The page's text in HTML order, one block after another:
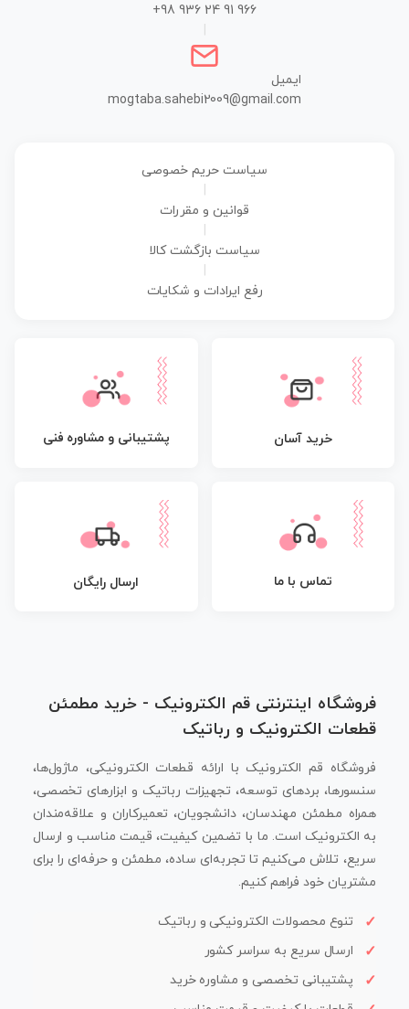
+98 936 24 91 966
ایمیل
mogtaba.sahebi2009@gmail.com
سیاست حریم خصوصی
قوانین و مقررات
سیاست بازگشت کالا
رفع ایرادات و شکایات
خرید آسان پشتیبانی و مشاوره فنی
تماس با ما ارسال رایگان
فروشگاه اینترنتی قم الکترونیک - خرید مطمئن
قطعات الکترونیک و رباتیک
فروشگاه قم الکترونیک با ارائه قطعات الکترونیکی، ماژول‌ها،
سنسورها، بردهای توسعه، تجهیزات رباتیک و ابزارهای تخصصی،
همراه مطمئن مهندسان، دانشجویان، تعمیرکاران و علاقه‌مندان
به الکترونیک است. ما با تضمین کیفیت، قیمت مناسب و ارسال
سریع، تلاش می‌کنیم تا تجربه‌ای ساده، مطمئن و حرفه‌ای را برای
مشتریان خود فراهم کنیم.
تنوع محصولات الکترونیکی و رباتیک
ارسال سریع به سراسر کشور
پشتیبانی تخصصی و مشاوره خرید